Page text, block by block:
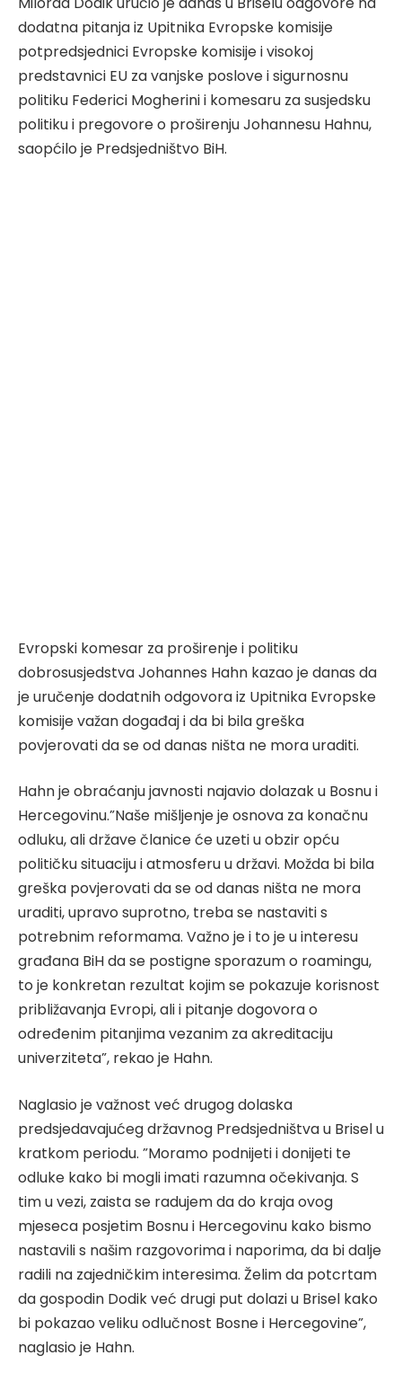
dodatna pitanja iz Upitnika Evropske komisije
potpredsjednici Evropske komisije i visokoj
predstavnici EU za vanjske poslove i sigurnosnu
politiku Federici Mogherini i komesaru za susjedsku
politiku i pregovore o proširenju Johannesu Hahnu,
saopćilo je Predsjedništvo BiH.
Evropski komesar za proširenje i politiku
dobrosusjedstva Johannes Hahn kazao je danas da
je uručenje dodatnih odgovora iz Upitnika Evropske
komisije važan događaj i da bi bila greška
povjerovati da se od danas ništa ne mora uraditi.
Hahn je obraćanju javnosti najavio dolazak u Bosnu i
Hercegovinu.”Naše mišljenje je osnova za konačnu
odluku, ali države članice će uzeti u obzir opću
političku situaciju i atmosferu u državi. Možda bi bila
greška povjerovati da se od danas ništa ne mora
uraditi, upravo suprotno, treba se nastaviti s
potrebnim reformama. Važno je i to je u interesu
građana BiH da se postigne sporazum o roamingu,
to je konkretan rezultat kojim se pokazuje korisnost
približavanja Evropi, ali i pitanje dogovora o
određenim pitanjima vezanim za akreditaciju
univerziteta”, rekao je Hahn.
Naglasio je važnost već drugog dolaska
predsjedavajućeg državnog Predsjedništva u Brisel u
kratkom periodu. ”Moramo podnijeti i donijeti te
odluke kako bi mogli imati razumna očekivanja. S
tim u vezi, zaista se radujem da do kraja ovog
mjeseca posjetim Bosnu i Hercegovinu kako bismo
nastavili s našim razgovorima i naporima, da bi dalje
radili na zajedničkim interesima. Želim da potcrtam
da gospodin Dodik već drugi put dolazi u Brisel kako
bi pokazao veliku odlučnost Bosne i Hercegovine”,
naglasio je Hahn.